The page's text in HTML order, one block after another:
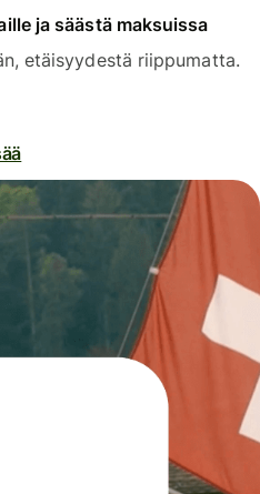
ja säästä maksuissa
etäisyydestä riippumatta.